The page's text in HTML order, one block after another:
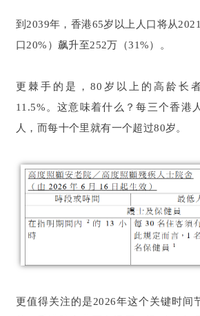
到2039年，香港65岁以上人口将从
口20%）飙升至252万（31%）。
更棘手的是，80岁以上的高龄长
11.5%。这意味着什么？每三个香港
人，而每十个里就有一个超过80岁。
更值得关注的是2026年这个关键时间